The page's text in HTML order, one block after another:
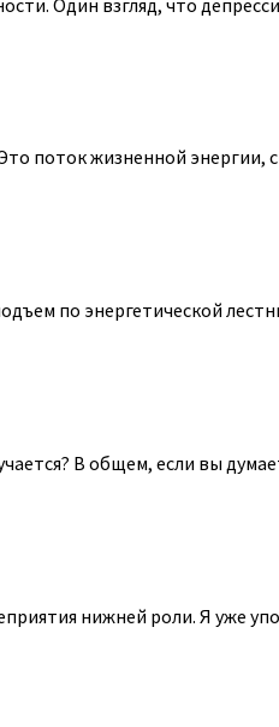
поток жизненной энергии,
по энергетической
В общем, если вы
нижней роли. Я уже